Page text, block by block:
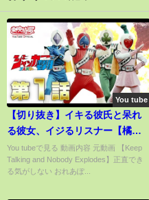
You tube
【切り抜き】イキる彼氏と呆れ
る彼女、イジるリスナー【橘ひ
なの / Kamito / オレオとアポ
ロ】
You tubeで見る 動画内容 元動画 【Keep
Talking and Nobody Explodes】正直でき
る気がしない おれあぽ...